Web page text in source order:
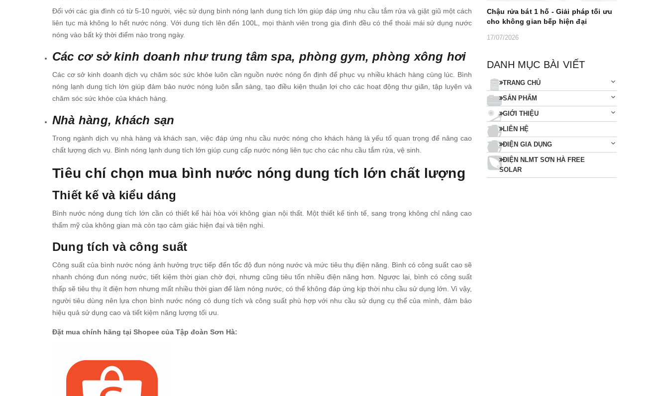
Đối với các gia đình có từ 5-10 người, việc sử dụng bình nóng lạnh dung tích lớn giúp đáp ứng nhu cầu tắm rửa và giặt giũ một cách
liên tục mà không lo hết nước nóng. Với dung tích lên đến 100L, mọi thành viên trong gia đình đều có thể thoải mái sử dụng nước
nóng vào bất kỳ thời điểm nào trong ngày.
Các cơ sở kinh doanh như trung tâm spa, phòng gym, phòng xông hơi
Các cơ sở kinh doanh dịch vụ chăm sóc sức khỏe luôn cần nguồn nước nóng ổn định để phục vụ nhiều khách hàng cùng lúc. Bình
nóng lạnh dung tích lớn giúp đảm bảo nước nóng luôn sẵn sàng, tạo điều kiện thuận lợi cho các hoạt động thư giãn, tập luyện và
chăm sóc sức khỏe của khách hàng.
Nhà hàng, khách sạn
Trong ngành dịch vụ nhà hàng và khách sạn, việc đáp ứng nhu cầu nước nóng cho khách hàng là yếu tố quan trọng để nâng cao
chất lượng dịch vụ. Bình nóng lạnh dung tích lớn giúp cung cấp nước nóng liên tục cho các nhu cầu tắm rửa, vệ sinh.
Tiêu chí chọn mua bình nước nóng dung tích lớn chất lượng
Thiết kế và kiểu dáng
Bình nước nóng dung tích lớn cần có thiết kế hài hòa với không gian nội thất. Một thiết kế tinh tế, sang trọng không chỉ nâng cao
thẩm mỹ của không gian mà còn tạo cảm giác hiện đại và tiện nghi.
Dung tích và công suất
Công suất của bình nước nóng ảnh hưởng trực tiếp đến tốc độ đun nóng nước và mức tiêu thụ điện năng. Bình có công suất cao sẽ
nhanh chóng đun nóng nước, tiết kiệm thời gian chờ đợi, nhưng cũng tiêu tốn nhiều điện năng hơn. Ngược lại, bình có công suất
thấp sẽ tiêu thụ ít điện hơn nhưng mất nhiều thời gian để làm nóng nước, có thể không đáp ứng kịp thời nhu cầu sử dụng lớn. Vì vậy,
người tiêu dùng nên lựa chọn bình nước nóng có dung tích và công suất phù hợp với nhu cầu sử dụng cụ thể của mình, đảm bảo
hiệu quả sử dụng cao và tiết kiệm năng lượng tối ưu.
Đặt mua chính hãng tại Shopee của Tập đoàn Sơn Hà:
Chậu rửa bát 1 hố - Giải pháp tối ưu
cho không gian bếp hiện đại
17/07/2026
DANH MỤC BÀI VIẾT
TRANG CHỦ
SẢN PHẨM
GIỚI THIỆU
LIÊN HỆ
ĐIỆN GIA DỤNG
ĐIỆN NLMT SƠN HÀ FREE
SOLAR